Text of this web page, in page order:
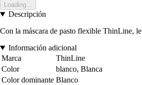
Loading...
Descripción
Con la máscara de pasto flexible ThinLine,
Información adicional
Marca
ThinLine
Color
blanco, Blanca
Color dominante Blanco